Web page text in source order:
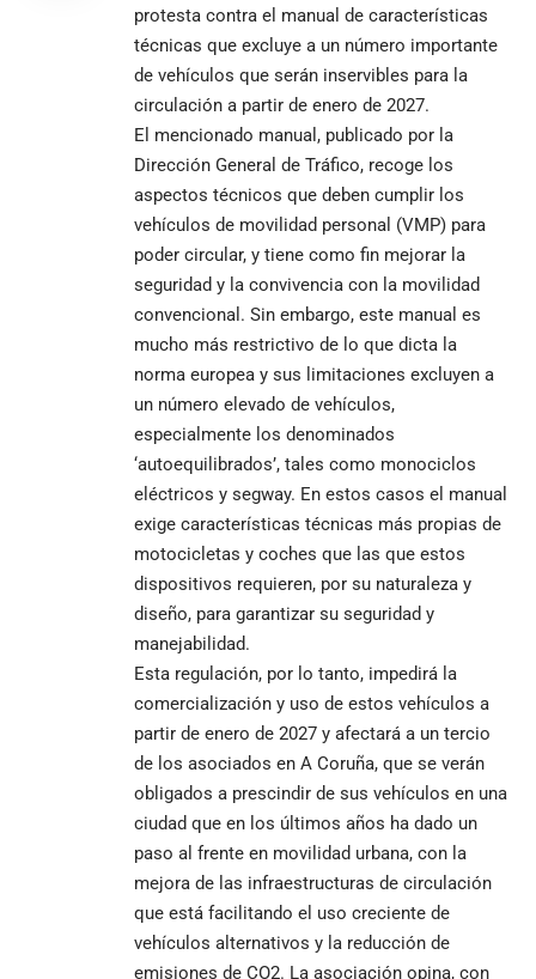
protesta contra el manual de características
técnicas que excluye a un número importante
de vehículos que serán inservibles para la
circulación a partir de enero de 2027.
El mencionado manual, publicado por la
Dirección General de Tráfico, recoge los
aspectos técnicos que deben cumplir los
vehículos de movilidad personal (VMP) para
poder circular, y tiene como fin mejorar la
seguridad y la convivencia con la movilidad
convencional. Sin embargo, este manual es
mucho más restrictivo de lo que dicta la
norma europea y sus limitaciones excluyen a
un número elevado de vehículos,
especialmente los denominados
‘autoequilibrados’, tales como monociclos
eléctricos y segway. En estos casos el manual
exige características técnicas más propias de
motocicletas y coches que las que estos
dispositivos requieren, por su naturaleza y
diseño, para garantizar su seguridad y
manejabilidad.
Esta regulación, por lo tanto, impedirá la
comercialización y uso de estos vehículos a
partir de enero de 2027 y afectará a un tercio
de los asociados en A Coruña, que se verán
obligados a prescindir de sus vehículos en una
ciudad que en los últimos años ha dado un
paso al frente en movilidad urbana, con la
mejora de las infraestructuras de circulación
que está facilitando el uso creciente de
vehículos alternativos y la reducción de
emisiones de CO2. La asociación opina, con